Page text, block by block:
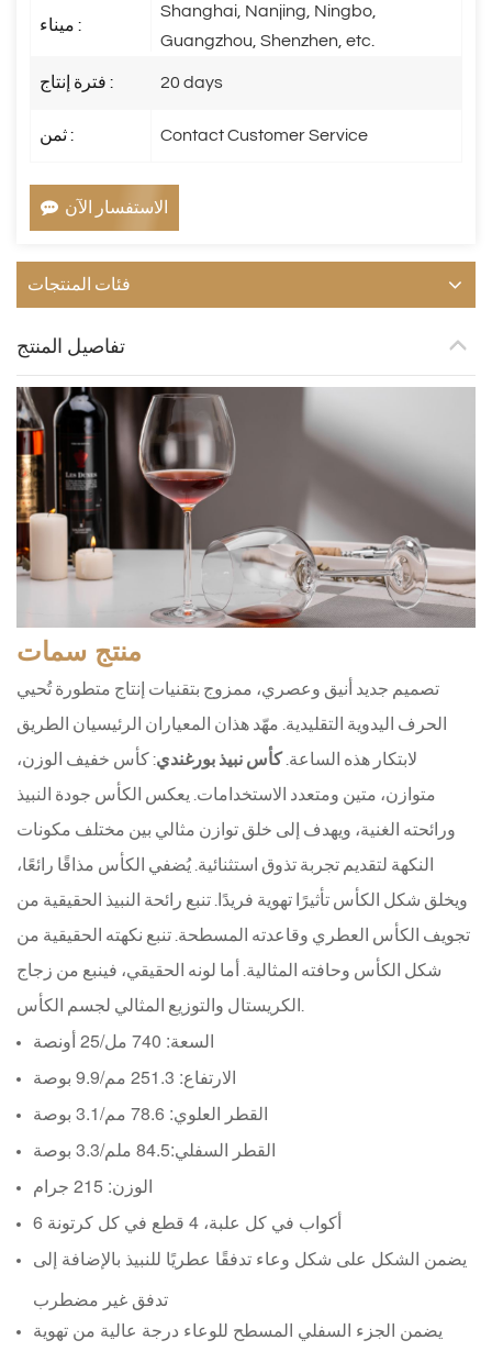
ميناء :
Shanghai, Nanjing, Ningbo,
Guangzhou, Shenzhen, etc.
فترة إنتاج : 20 days
ثمن : Contact Customer Service
الاستفسار الآن
فئات المنتجات
تفاصيل المنتج
منتج سمات
تصميم جديد أنيق وعصري، ممزوج بتقنيات إنتاج متطورة تُحيي
الحرف اليدوية التقليدية. مهّد هذان المعياران الرئيسيان الطريق
لابتكار هذه الساعة.كأس نبيذ بورغندي: كأس خفيف الوزن،
متوازن، متين ومتعدد الاستخدامات. يعكس الكأس جودة النبيذ
ورائحته الغنية، ويهدف إلى خلق توازن مثالي بين مختلف مكونات
النكهة لتقديم تجربة تذوق استثنائية. يُضفي الكأس مذاقًا رائعًا،
ويخلق شكل الكأس تأثيرًا تهوية فريدًا. تنبع رائحة النبيذ الحقيقية من
تجويف الكأس العطري وقاعدته المسطحة. تنبع نكهته الحقيقية من
شكل الكأس وحافته المثالية. أما لونه الحقيقي، فينبع من زجاج
السعة: 740 مل/25 أونصة
الارتفاع: 251.3 مم/9.9 بوصة
القطر العلوي: 78.6 مم/3.1 بوصة
القطر السفلي:84.5 ملم/3.3 بوصة
الوزن: 215 جرام
6 أكواب في كل علبة، 4 قطع في كل كرتونة
يضمن الشكل على شكل وعاء تدفقًا عطريًا للنبيذ بالإضافة إلى
تدفق غير مضطرب
يضمن الجزء السفلي المسطح للوعاء درجة عالية من تهوية